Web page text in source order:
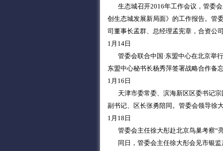
生态城召开2016年工作会议，管委会
创生态城发展新局面》的工作报告。管
司董事长孟群、总经理孟宪章，合资公
1月14日
管委会联合中国·东盟中心在北京举
东盟中心秘书长杨秀萍签署战略合作备
1月16日
天津市委常委、滨海新区区委书记宗
副书记、区长张勇陪同。管委会领导徐
1月18日
管委会主任徐大彤赴北京鸟巢考察“
同日，管委会主任徐大彤会见市银监